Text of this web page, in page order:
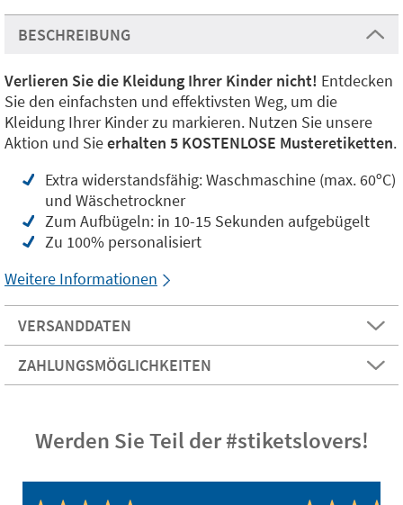
BESCHREIBUNG
Verlieren Sie die Kleidung Ihrer Kinder nicht! Entdecken
Sie den einfachsten und effektivsten Weg, um die
Kleidung Ihrer Kinder zu markieren. Nutzen Sie unsere
Aktion und Sieerhalten 5 KOSTENLOSE Musteretiketten.
Extra widerstandsfähig: Waschmaschine (max. 60ºC)
und Wäschetrockner
Zum Aufbügeln: in 10-15 Sekunden aufgebügelt
Zu 100% personalisiert
Weitere Informationen
VERSANDDATEN
ZAHLUNGSMÖGLICHKEITEN
Werden Sie Teil der #stiketslovers!